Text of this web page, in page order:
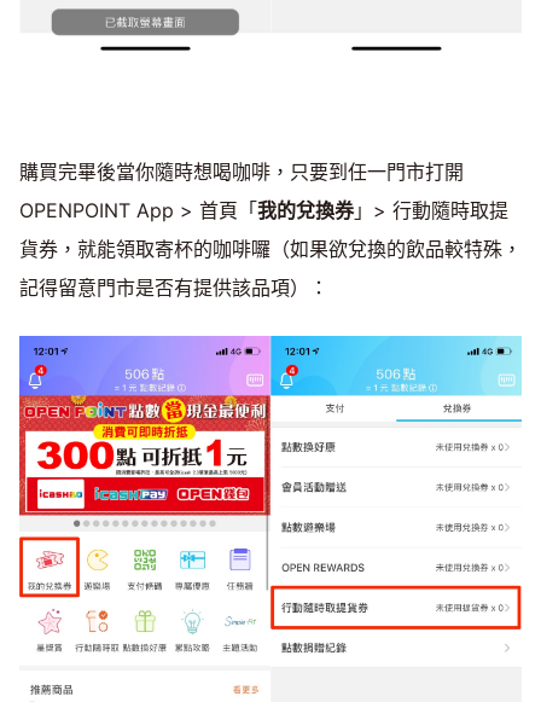
購買完畢後當你隨時想喝咖啡，只要到任一門市打開
OPENPOINT App > 首頁「我的兌換券」> 行動隨時取提
貨券，就能領取寄杯的咖啡囉（如果欲兌換的飲品較特殊，
記得留意門市是否有提供該品項）：